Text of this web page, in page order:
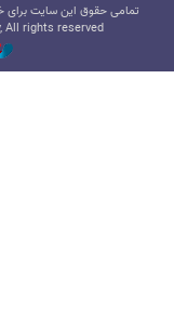
تمامی حقوق این سایت برای
All rights reserved